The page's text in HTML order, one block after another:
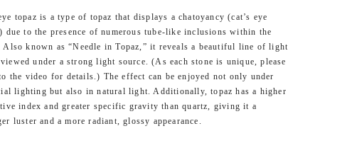
topaz is a type of topaz that displays a chatoyancy (cat’s eye
due to the presence of numerous tube-like inclusions within the
Also known as “Needle in Topaz,” it reveals a beautiful line of light
under a strong light source. (As each stone is unique, please
the video for details.) The effect can be enjoyed not only under
lighting but also in natural light. Additionally, topaz has a higher
index and greater specific gravity than quartz, giving it a
luster and a more radiant, glossy appearance.